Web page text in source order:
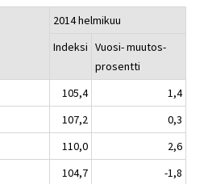
2014 helmikuu
Indeksi Vuosi- muutos-
prosentti
105,4
1,4
107,2
0,3
110,0
2,6
104,7
-1,8